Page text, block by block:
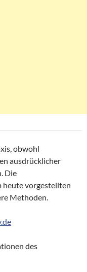
obwohl
ausdrücklicher
Die
heute vorgestellten
Methoden.
des